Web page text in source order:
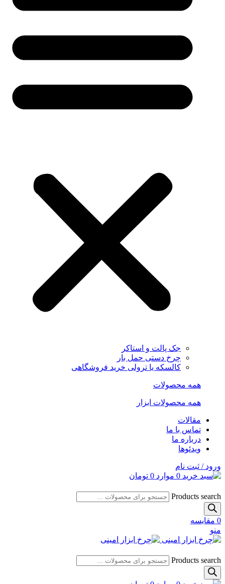
جک پالت و استاکر
چرخ دستی حمل بار
کالسکه یا ترولی خرید فروشگاهی
همه محصولات
همه محصولات ابزار
مقالات
تماس با ما
درباره ما
ویدئوها
ورود / ثبت نام
0 موارد 0 تومان
Products search
0 مقایسه
منو
Products search